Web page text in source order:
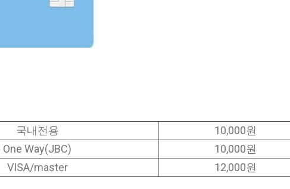
국내전용
10,000원
One Way(JBC)
10,000원
VISA/master
12,000원